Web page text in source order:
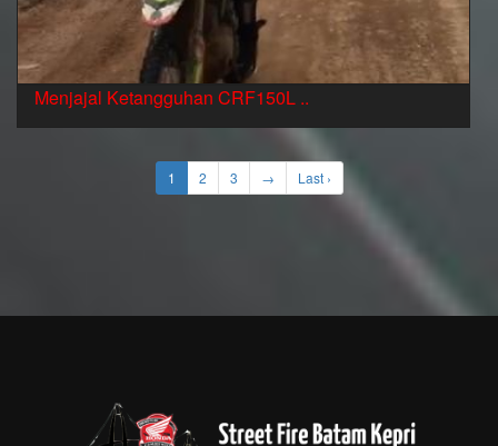
Menjajal Ketangguhan CRF150L ..
1 2 3 → Last ›